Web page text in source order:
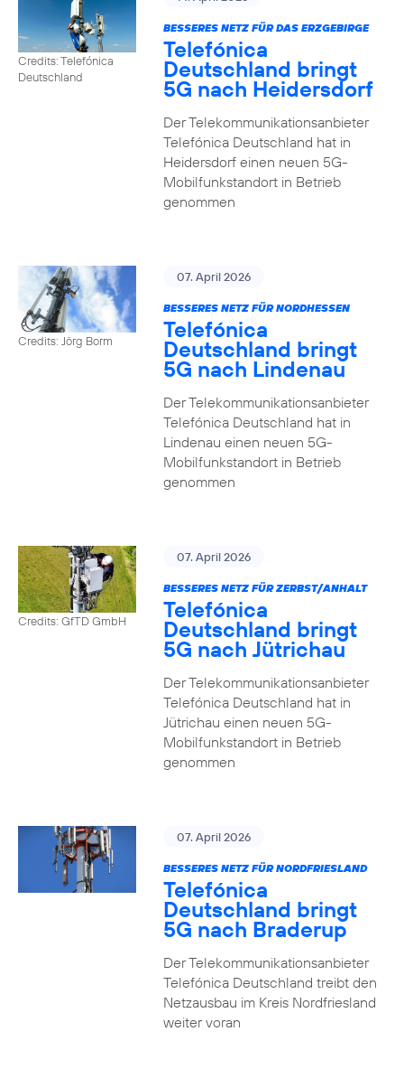
Credits: Telefónica
Deutschland
BESSERES NETZ FÜR DAS ERZGEBIRGE
Telefónica
Deutschland bringt
5G nach Heidersdorf
Der Telekommunikationsanbieter
Telefónica Deutschland hat in
Heidersdorf einen neuen 5G-
Mobilfunkstandort in Betrieb
genommen
Credits: Jörg Borm
07. April 2026
BESSERES NETZ FÜR NORDHESSEN
Telefónica
Deutschland bringt
5G nach Lindenau
Der Telekommunikationsanbieter
Telefónica Deutschland hat in
Lindenau einen neuen 5G-
Mobilfunkstandort in Betrieb
genommen
Credits: GfTD GmbH
07. April 2026
BESSERES NETZ FÜR ZERBST/ANHALT
Telefónica
Deutschland bringt
5G nach Jütrichau
Der Telekommunikationsanbieter
Telefónica Deutschland hat in
Jütrichau einen neuen 5G-
Mobilfunkstandort in Betrieb
genommen
07. April 2026
BESSERES NETZ FÜR NORDFRIESLAND
Telefónica
Deutschland bringt
5G nach Braderup
Der Telekommunikationsanbieter
Telefónica Deutschland treibt den
Netzausbau im Kreis Nordfriesland
weiter voran